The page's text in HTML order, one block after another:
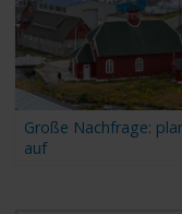
Große Nachfrage:
auf